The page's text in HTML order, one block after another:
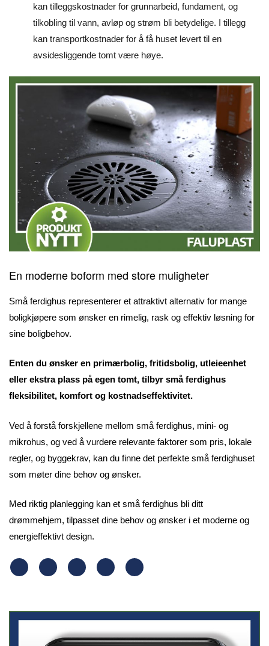
kan tilleggskostnader for grunnarbeid, fundament, og
tilkobling til vann, avløp og strøm bli betydelige. I tillegg
kan transportkostnader for å få huset levert til en
avsidesliggende tomt være høye.
En moderne boform med store muligheter
Små ferdighus representerer et attraktivt alternativ for mange
boligkjøpere som ønsker en rimelig, rask og effektiv løsning for
sine boligbehov.
Enten du ønsker en primærbolig, fritidsbolig, utleieenhet
eller ekstra plass på egen tomt, tilbyr små ferdighus
fleksibilitet, komfort og kostnadseffektivitet.
Ved å forstå forskjellene mellom små ferdighus, mini- og
mikrohus, og ved å vurdere relevante faktorer som pris, lokale
regler, og byggekrav, kan du finne det perfekte små ferdighuset
som møter dine behov og ønsker.
Med riktig planlegging kan et små ferdighus bli ditt
drømmehjem, tilpasset dine behov og ønsker i et moderne og
energieffektivt design.